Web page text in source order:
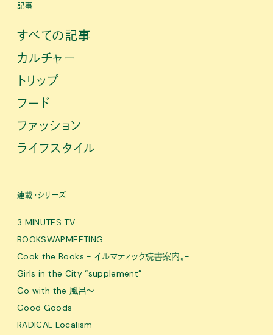
記事
すべての記事
カルチャー
トリップ
フード
ファッション
ライフスタイル
連載・シリーズ
3 MINUTES TV
BOOKSWAPMEETING
Cook the Books - イルマティック読書案内。-
Girls in the City “supplement”
Go with the 風呂〜
Good Goods
RADICAL Localism